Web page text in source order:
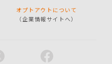
オプトアウトについて
（企業情報サイトへ）